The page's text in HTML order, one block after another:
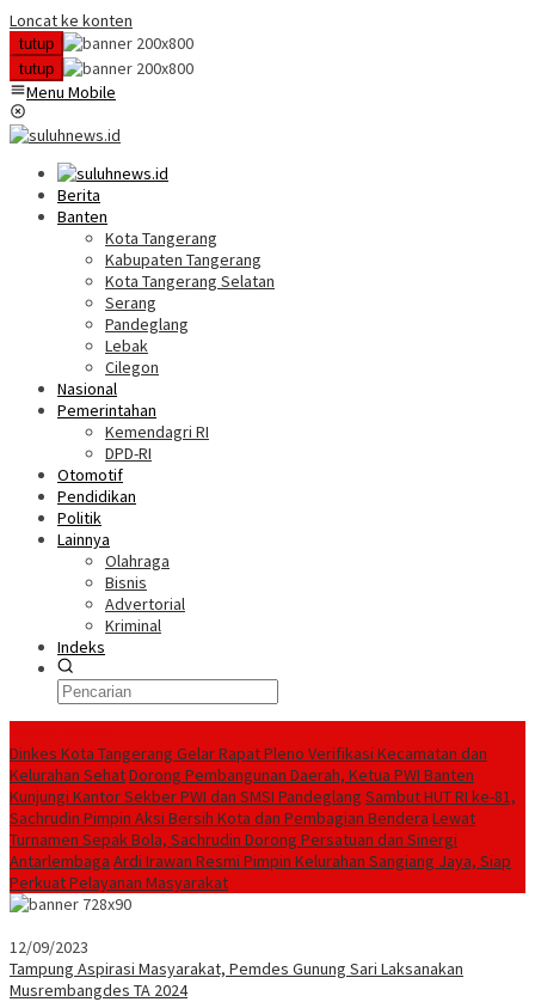
Loncat ke konten
tutup
tutup
Menu Mobile
Berita
Banten
Kota Tangerang
Kabupaten Tangerang
Kota Tangerang Selatan
Serang
Pandeglang
Lebak
Cilegon
Nasional
Pemerintahan
Kemendagri RI
DPD-RI
Otomotif
Pendidikan
Politik
Lainnya
Olahraga
Bisnis
Advertorial
Kriminal
Indeks
Dinkes Kota Tangerang Gelar Rapat Pleno Verifikasi Kecamatan dan
Kelurahan SehatDorong Pembangunan Daerah, Ketua PWI Banten
Kunjungi Kantor Sekber PWI dan SMSI Pandeglang Sambut HUT RI ke-81,
Sachrudin Pimpin Aksi Bersih Kota dan Pembagian Bendera Lewat
Turnamen Sepak Bola, Sachrudin Dorong Persatuan dan Sinergi
Antarlembaga Ardi Irawan Resmi Pimpin Kelurahan Sangiang Jaya, Siap
Perkuat Pelayanan Masyarakat
12/09/2023
Tampung Aspirasi Masyarakat, Pemdes Gunung Sari Laksanakan
Musrembangdes TA 2024